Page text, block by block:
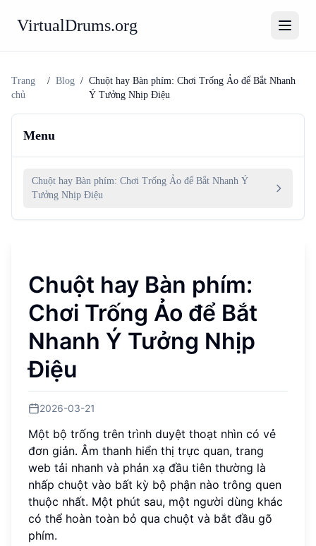
VirtualDrums.org
Trang
chủ
/ Blog / Chuột hay Bàn phím: Chơi Trống Ảo để Bắt Nhanh
Ý Tưởng Nhịp Điệu
Menu
Chuột hay Bàn phím: Chơi Trống Ảo để Bắt Nhanh Ý
Tưởng Nhịp Điệu
Chuột hay Bàn phím:
Chơi Trống Ảo để Bắt
Nhanh Ý Tưởng Nhịp
Điệu
2026-03-21
Một bộ trống trên trình duyệt thoạt nhìn có vẻ
đơn giản. Âm thanh hiển thị trực quan, trang
web tải nhanh và phản xạ đầu tiên thường là
nhấp chuột vào bất kỳ bộ phận nào trông quen
thuộc nhất. Một phút sau, một người dùng khác
có thể hoàn toàn bỏ qua chuột và bắt đầu gõ
phím.